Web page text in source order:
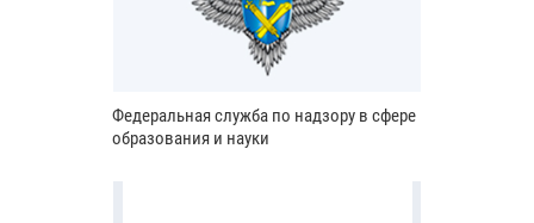
Федеральная служба по надзору в сфере
образования и науки